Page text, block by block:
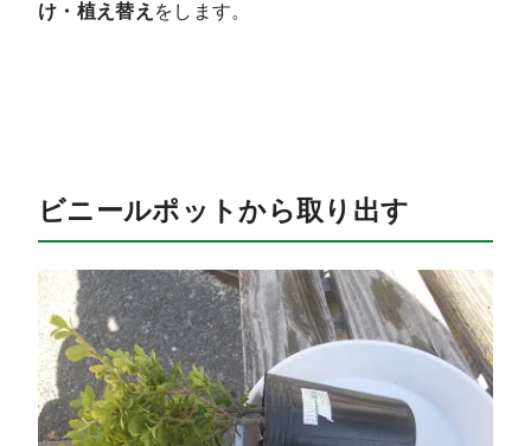
け・植え替え をします。
ビニールポットから取り出す